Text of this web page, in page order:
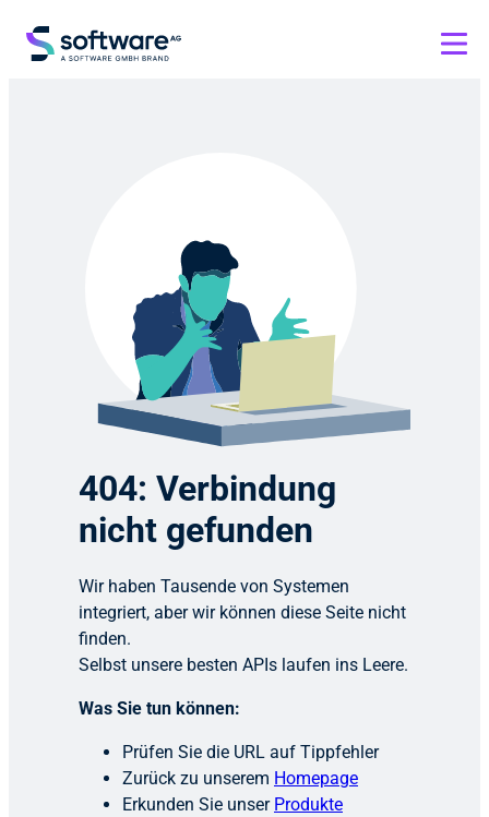
404: Verbindung
nicht gefunden
Wir haben Tausende von Systemen
integriert, aber wir können diese Seite nicht
finden.
Selbst unsere besten APIs laufen ins Leere.
Was Sie tun können:
Prüfen Sie die URL auf Tippfehler
Zurück zu unserem Homepage
Erkunden Sie unser Produkte